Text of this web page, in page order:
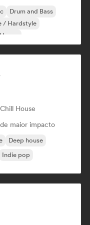
Drum and Bass
/ Hardstyle
Chill House
maior impacto
Deep house
Indie pop